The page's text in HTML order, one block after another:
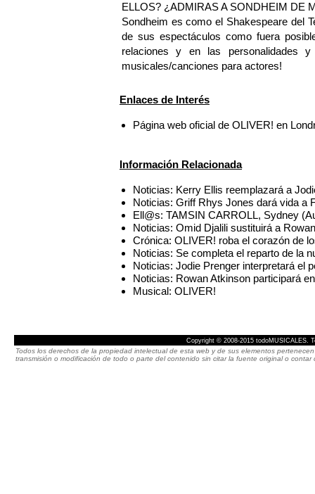
ELLOS? ¿ADMIRAS A SONDHEIM DE
Sondheim es como el Shakespeare del
de sus espectáculos como fuera
relaciones y en las personalidades
musicales/canciones para actores!
Enlaces de Interés
Página web oficial de OLIVER! en
Información Relacionada
Noticias: Kerry Ellis reemplazará a
Noticias: Griff Rhys Jones dará vida a
Ell@s: TAMSIN CARROLL, Sydney
Noticias: Omid Djalili sustituirá a
Crónica: OLIVER! roba el corazón de
Noticias: Se completa el reparto de la
Noticias: Jodie Prenger interpretará el
Noticias: Rowan Atkinson participará
Musical: OLIVER!
Copyright © 2008-2015 todoMUSICALES.
Todos los derechos de la propiedad intelectual de esta web y de sus elementos
transmisión o modificación de todo o parte del contenido sin citar la fuente original o